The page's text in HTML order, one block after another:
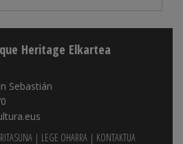
Heritage Elkartea
Sebastián
| LEGE OHARRA | KONTAKTUA